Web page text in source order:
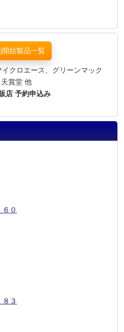
始製品一覧
クロエース、グリーンマック
賞堂 他
店 予約申込み
０
３